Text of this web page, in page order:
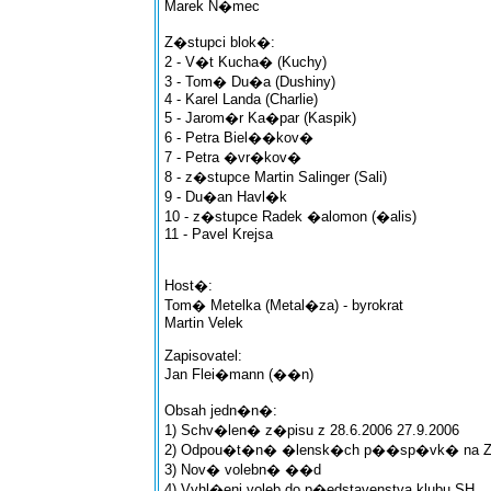
Marek N�mec
Z�stupci blok�:
2 - V�t Kucha� (Kuchy)
3 - Tom� Du�a (Dushiny)
4 - Karel Landa (Charlie)
5 - Jarom�r Ka�par (Kaspik)
6 - Petra Biel��kov�
7 - Petra �vr�kov�
8 - z�stupce Martin Salinger (Sali)
9 - Du�an Havl�k
10 - z�stupce Radek �alomon (�alis)
11 - Pavel Krejsa
Host�:
Tom� Metelka (Metal�za) - byrokrat
Martin Velek
Zapisovatel:
Jan Flei�mann (��n)
Obsah jedn�n�:
1) Schv�len� z�pisu z 28.6.2006 27.9.2006
2) Odpou�t�n� �lensk�ch p��sp�vk� na
3) Nov� volebn� ��d